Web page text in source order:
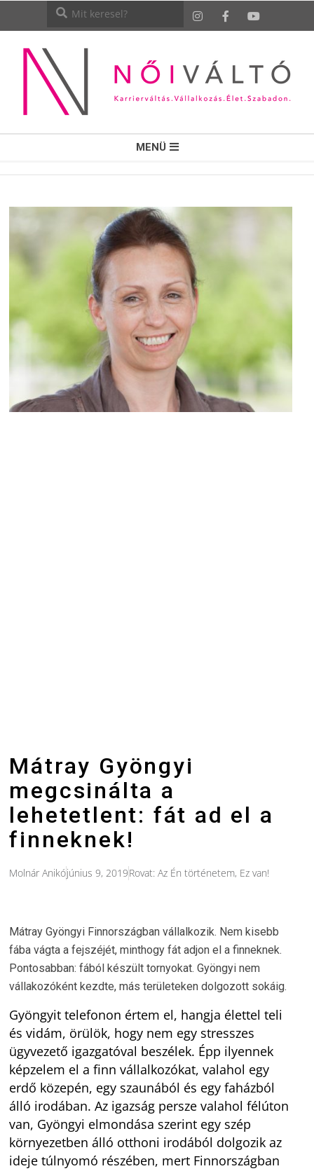
NŐI
VÁLTÓ
MENÜ
Mátray Gyöngyi
megcsinálta a
lehetetlent: fát ad el a
finneknek!
Molnár Anikójúnius 9, 2019Rovat:Az Én történetem, Ez van!
Mátray Gyöngyi Finnországban vállalkozik. Nem kisebb
fába vágta a fejszéjét, minthogy fát adjon el a finneknek.
Pontosabban: fából készült tornyokat. Gyöngyi nem
vállakozóként kezdte, más területeken dolgozott sokáig.
Gyöngyit telefonon értem el, hangja élettel teli
és vidám, örülök, hogy nem egy stresszes
ügyvezető igazgatóval beszélek. Épp ilyennek
képzelem el a finn vállalkozókat, valahol egy
erdő közepén, egy szaunából és egy faházból
álló irodában. Az igazság persze valahol félúton
van, Gyöngyi elmondása szerint egy szép
környezetben álló otthoni irodából dolgozik az
ideje túlnyomó részében, mert Finnországban